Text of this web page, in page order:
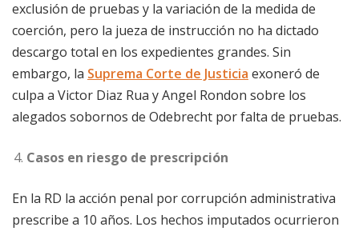
exclusión de pruebas y la variación de la medida de
coerción, pero la jueza de instrucción no ha dictado
descargo total en los expedientes grandes. Sin
embargo, la Suprema Corte de Justicia exoneró de
culpa a Victor Diaz Rua y Angel Rondon sobre los
alegados sobornos de Odebrecht por falta de pruebas.
Casos en riesgo de prescripción
En la RD la acción penal por corrupción administrativa
prescribe a 10 años. Los hechos imputados ocurrieron